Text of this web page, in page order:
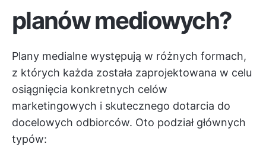
planów mediowych?
Plany medialne występują w różnych formach,
z których każda została zaprojektowana w celu
osiągnięcia konkretnych celów
marketingowych i skutecznego dotarcia do
docelowych odbiorców. Oto podział głównych
typów: